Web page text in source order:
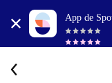
App de